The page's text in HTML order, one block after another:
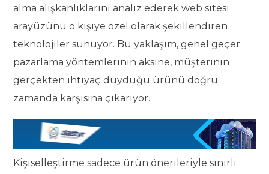
alma alışkanlıklarını analiz ederek web sitesi
arayüzünü o kişiye özel olarak şekillendiren
teknolojiler sunuyor. Bu yaklaşım, genel geçer
pazarlama yöntemlerinin aksine, müşterinin
gerçekten ihtiyaç duyduğu ürünü doğru
zamanda karşısına çıkarıyor.
Kişiselleştirme sadece ürün önerileriyle sınırlı